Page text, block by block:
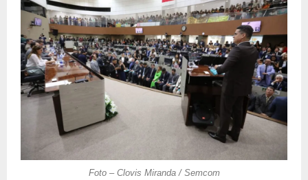
Foto – Clovis Miranda / Semcom